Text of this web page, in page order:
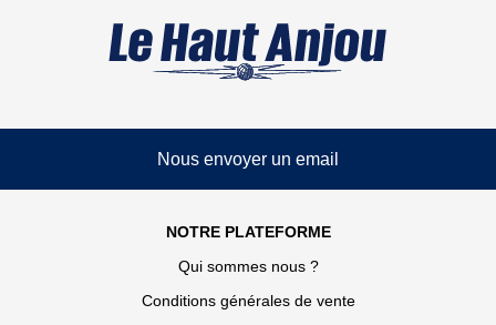
Nous envoyer un email
NOTRE PLATEFORME
Qui sommes nous ?
Conditions générales de vente